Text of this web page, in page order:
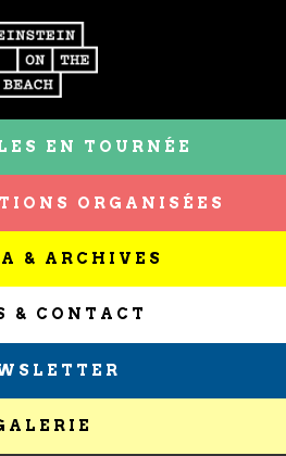
EN TOURNÉE
ORGANISÉES
& ARCHIVES
& CONTACT